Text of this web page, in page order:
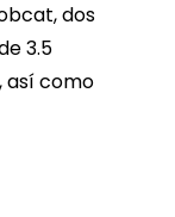
dos
3.5
así como